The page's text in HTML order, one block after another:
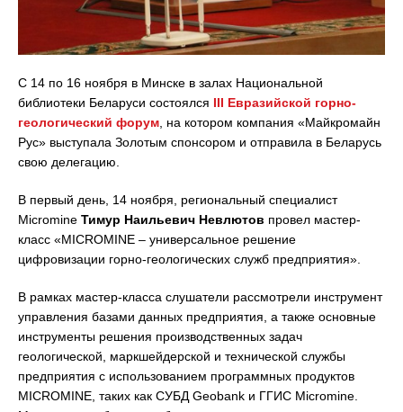
С 14 по 16 ноября в Минске в залах Национальной
библиотеки Беларуси состоялся III Евразийской горно-
геологический форум, на котором компания «Майкромайн
Рус» выступала Золотым спонсором и отправила в Беларусь
свою делегацию.
В первый день, 14 ноября, региональный специалист
Micromine Тимур Наильевич Невлютов провел мастер-
класс «MICROMINE – универсальное решение
цифровизации горно-геологических служб предприятия».
В рамках мастер-класса слушатели рассмотрели инструмент
управления базами данных предприятия, а также основные
инструменты решения производственных задач
геологической, маркшейдерской и технической службы
предприятия с использованием программных продуктов
MICROMINE, таких как СУБД Geobank и ГГИС Micromine.